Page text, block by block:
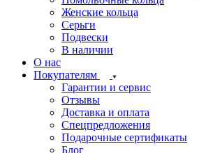
Женские кольца
Серьги
Подвески
В наличии
О нас
Покупателям
Гарантии и сервис
Отзывы
Доставка и оплата
Спецпредложения
Подарочные сертификаты
Блог